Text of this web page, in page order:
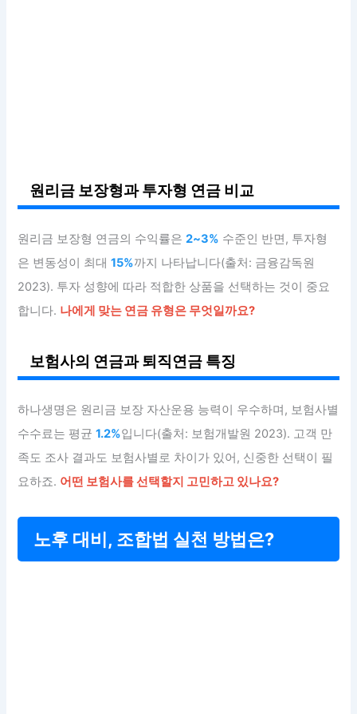
원리금 보장형과 투자형 연금 비교
원리금 보장형 연금의 수익률은2~3% 수준인 반면, 투자형
은 변동성이 최대15%까지 나타납니다(출처: 금융감독원
2023). 투자 성향에 따라 적합한 상품을 선택하는 것이 중요
합니다. 나에게 맞는 연금 유형은 무엇일까요?
보험사의 연금과 퇴직연금 특징
하나생명은 원리금 보장 자산운용 능력이 우수하며, 보험사별
수수료는 평균1.2%입니다(출처: 보험개발원 2023). 고객 만
족도 조사 결과도 보험사별로 차이가 있어, 신중한 선택이 필
요하죠. 어떤 보험사를 선택할지 고민하고 있나요?
노후 대비, 조합법 실천 방법은?